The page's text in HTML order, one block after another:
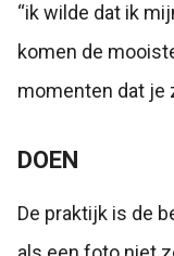
“ik wilde dat ik
komen de
momenten dat je
DOEN
De praktijk is de